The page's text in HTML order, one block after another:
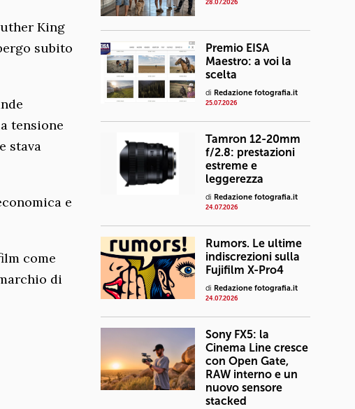
King
subito
tensione
stava
e
come
di
28.07.2026
Premio EISA
Maestro: a voi la
scelta
di Redazione fotografia.it
25.07.2026
Tamron 12-20mm
f/2.8: prestazioni
estreme e
leggerezza
di Redazione fotografia.it
24.07.2026
Rumors. Le ultime
indiscrezioni sulla
Fujifilm X-Pro4
di Redazione fotografia.it
24.07.2026
Sony FX5: la
Cinema Line cresce
con Open Gate,
RAW interno e un
nuovo sensore
stacked